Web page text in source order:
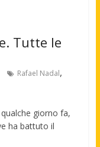
Tutte le
Rafael Nadal,
giorno fa,
ha battuto il